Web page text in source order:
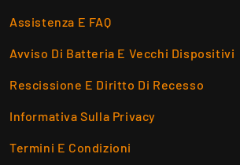
Assistenza E FAQ
Avviso Di Batteria E Vecchi Dispositivi
Rescissione E Diritto Di Recesso
Informativa Sulla Privacy
Termini E Condizioni